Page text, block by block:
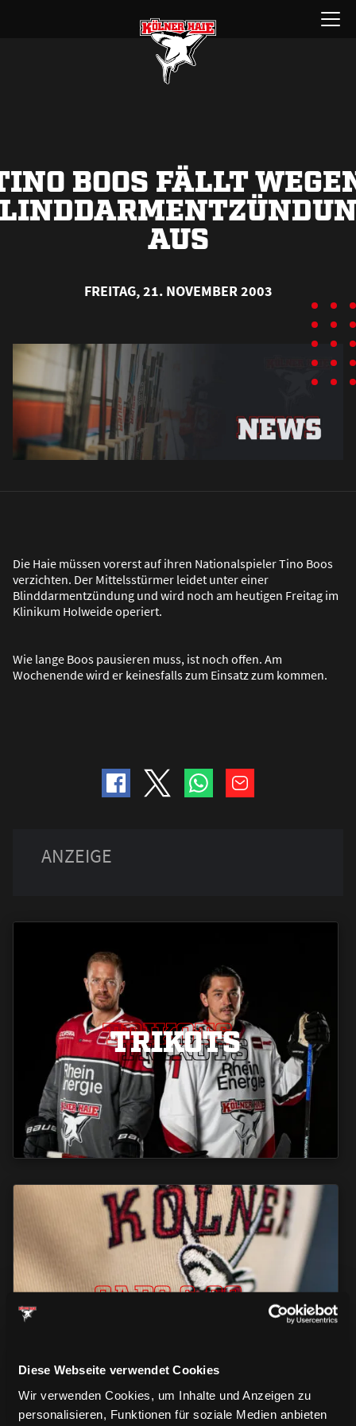
Diese Webseite verwendet Cookies
Wir verwenden Cookies, um Inhalte und Anzeigen zu
personalisieren, Funktionen für soziale Medien anbieten
Menü
öffnen
BOOS FÄLLT
AUS
FREITAG, 21. NOVEMBER 2003
Die Haie müssen vorerst auf ihren Nationalspieler Tino Boos
verzichten. Der Mittelsstürmer leidet unter einer
Blinddarmentzündung und wird noch am heutigen Freitag im
Klinikum Holweide operiert.
Wie lange Boos pausieren muss, ist noch offen. Am
Wochenende wird er keinesfalls zum Einsatz zum kommen.
TRIKOTS
TRIKOTS
TRIKOTS
CAPS & CO
CAPS & CO